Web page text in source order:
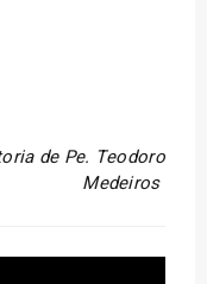
de Pe. Teodoro
Medeiros